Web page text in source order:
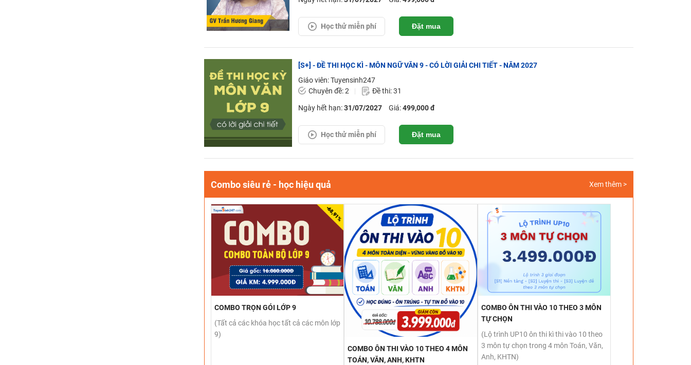
Học thử miễn phí Đặt mua
[S+] - ĐỀ THI HỌC KÌ - MÔN NGỮ VĂN 9 - CÓ LỜI GIẢI CHI TIẾT - NĂM 2027
Giáo viên: Tuyensinh247
Chuyên đề: 2
Đề thi: 31
Ngày hết hạn:31/07/2027 Giá:499,000 đ
Học thử miễn phí Đặt mua
Combo siêu rẻ - học hiệu quả Xem thêm >
COMBO TRỌN GÓI LỚP 9
(Tất cả các khóa học tất cả các môn lớp
9)
COMBO ÔN THI VÀO 10 THEO 4 MÔN
TOÁN, VĂN, ANH, KHTN
COMBO ÔN THI VÀO 10 THEO 3 MÔN
TỰ CHỌN
(Lộ trình UP10 ôn thi kì thi vào 10 theo
3 môn tự chọn trong 4 môn Toán, Văn,
Anh, KHTN)